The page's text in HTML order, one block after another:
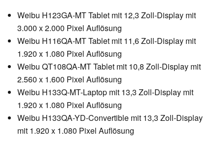
Weibu H123GA-MT Tablet mit 12,3 Zoll-Display mit
3.000 x 2.000 Pixel Auflösung
Weibu H116QA-MT Tablet mit 11,6 Zoll-Display mit
1.920 x 1.080 Pixel Auflösung
Weibu QT108QA-MT Tablet mit 10,8 Zoll-Display mit
2.560 x 1.600 Pixel Auflösung
Weibu H133Q-MT-Laptop mit 13,3 Zoll-Display mit
1.920 x 1.080 Pixel Auflösung
Weibu H133QA-YD-Convertible mit 13,3 Zoll-Display
mit 1.920 x 1.080 Pixel Auflösung